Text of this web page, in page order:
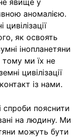
явище у
аномалією.
як освоять
інопланетяни
тому ми їх не
цивілізації
із нами.
пояснити
на людину. Ми
можуть бути